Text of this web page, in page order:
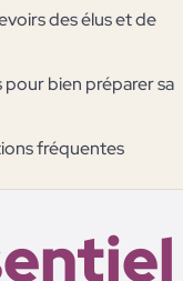
des élus et de
pour bien préparer sa
fréquentes